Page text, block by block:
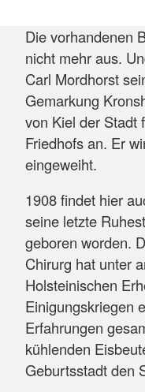
Die vorhandenen
nicht mehr aus.
Carl Mordhorst
Gemarkung
von Kiel der Stadt
Friedhofs an. Er
eingeweiht.
1908 findet hier
seine letzte
geboren worden.
Chirurg hat unter
Holsteinischen
Einigungskriegen
Erfahrungen
kühlenden
Geburtsstadt den